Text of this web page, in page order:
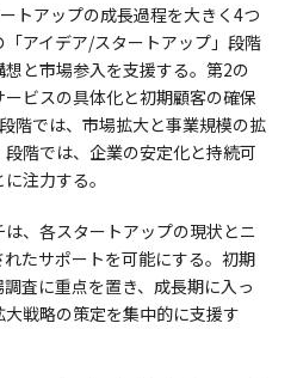
トアップの成長過程を大きく4つ
アイデア/スタートアップ」段階
と市場参入を支援する。第2の
ービスの具体化と初期顧客の確保
階では、市場拡大と事業規模の拡
階では、企業の安定化と持続可
注力する。
、各スタートアップの現状とニ
たサポートを可能にする。初期
査に重点を置き、成長期に入っ
戦略の策定を集中的に支援す